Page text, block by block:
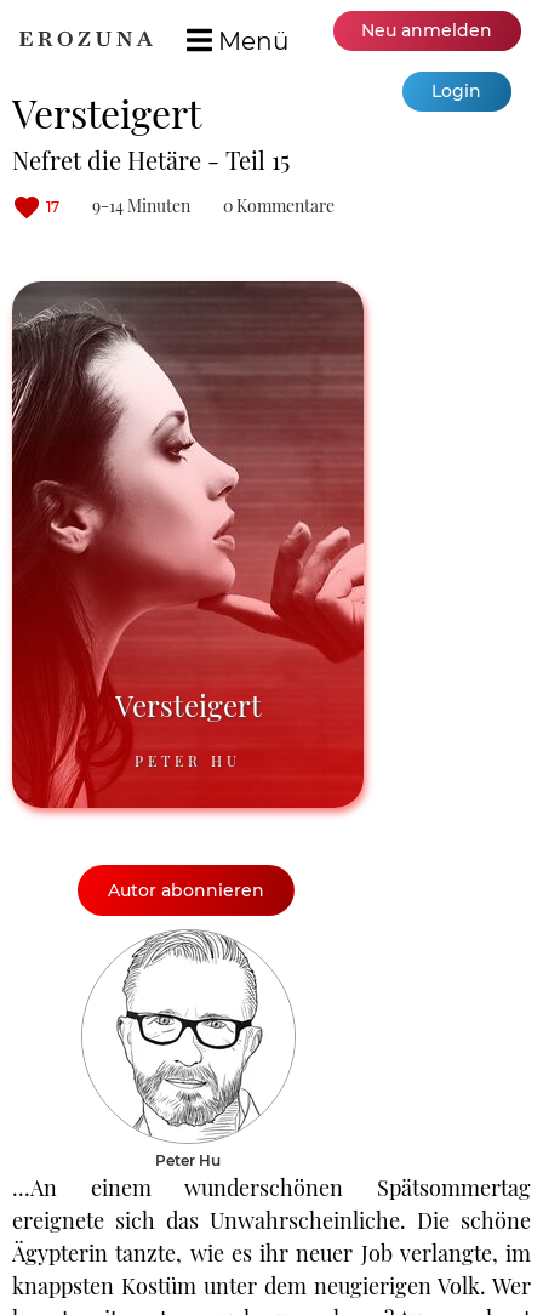
Menü Neu anmelden
Login
Versteigert
Nefret die Hetäre - Teil 15
17 9-14 Minuten 0 Kommentare
Versteigert
PETER HU
Autor abonnieren
Peter Hu
...An einem wunderschönen Spätsommertag
ereignete sich das Unwahrscheinliche. Die schöne
Ägypterin tanzte, wie es ihr neuer Job verlangte, im
knappsten Kostüm unter dem neugierigen Volk. Wer